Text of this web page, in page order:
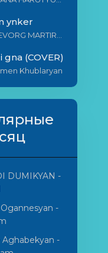
ynker
gna (COVER)
Khublaryan
DUMIKYAN -
-
-